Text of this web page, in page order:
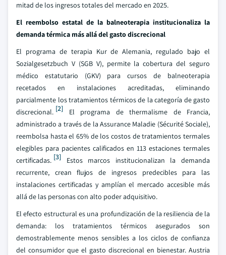
mitad de los ingresos totales del mercado en 2025.
El reembolso estatal de la balneoterapia institucionaliza la
demanda térmica más allá del gasto discrecional
El programa de terapia Kur de Alemania, regulado bajo el
Sozialgesetzbuch V (SGB V), permite la cobertura del seguro
médico estatutario (GKV) para cursos de balneoterapia
recetados en instalaciones acreditadas, eliminando
parcialmente los tratamientos térmicos de la categoría de gasto
discrecional. [2] El programa de thermalisme de Francia,
administrado a través de la Assurance Maladie (Sécurité Sociale),
reembolsa hasta el 65% de los costos de tratamientos termales
elegibles para pacientes calificados en 113 estaciones termales
certificadas. [3] Estos marcos institucionalizan la demanda
recurrente, crean flujos de ingresos predecibles para las
instalaciones certificadas y amplían el mercado accesible más
allá de las personas con alto poder adquisitivo.
El efecto estructural es una profundización de la resiliencia de la
demanda: los tratamientos térmicos asegurados son
demostrablemente menos sensibles a los ciclos de confianza
del consumidor que el gasto discrecional en bienestar. Austria